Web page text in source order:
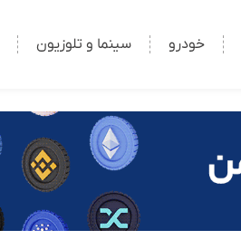
خودرو سینما و تلوزیون